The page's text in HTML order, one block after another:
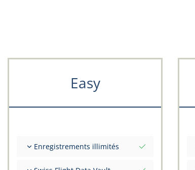
Easy
Enregistrements illimités